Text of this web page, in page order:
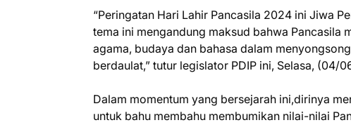
“Peringatan Hari Lahir Pancasila 2024 ini Jiwa
tema ini mengandung maksud bahwa Pancasila
agama, budaya dan bahasa dalam
berdaulat,” tutur legislator PDIP ini, Selasa, (04/
Dalam momentum yang bersejarah ini,dirinya
untuk bahu membahu membumikan nilai-nilai